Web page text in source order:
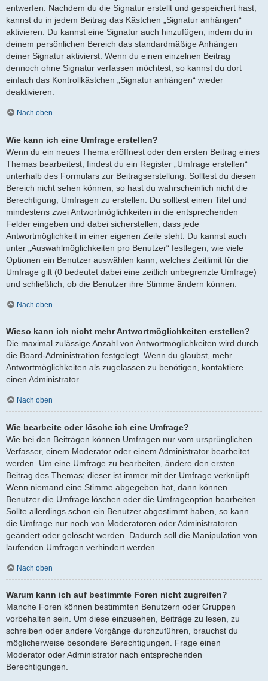
entwerfen. Nachdem du die Signatur erstellt und gespeichert hast,
kannst du in jedem Beitrag das Kästchen „Signatur anhängen“
aktivieren. Du kannst eine Signatur auch hinzufügen, indem du in
deinem persönlichen Bereich das standardmäßige Anhängen
deiner Signatur aktivierst. Wenn du einen einzelnen Beitrag
dennoch ohne Signatur verfassen möchtest, so kannst du dort
einfach das Kontrollkästchen „Signatur anhängen“ wieder
deaktivieren.
Nach oben
Wie kann ich eine Umfrage erstellen?
Wenn du ein neues Thema eröffnest oder den ersten Beitrag eines
Themas bearbeitest, findest du ein Register „Umfrage erstellen“
unterhalb des Formulars zur Beitragserstellung. Solltest du diesen
Bereich nicht sehen können, so hast du wahrscheinlich nicht die
Berechtigung, Umfragen zu erstellen. Du solltest einen Titel und
mindestens zwei Antwortmöglichkeiten in die entsprechenden
Felder eingeben und dabei sicherstellen, dass jede
Antwortmöglichkeit in einer eigenen Zeile steht. Du kannst auch
unter „Auswahlmöglichkeiten pro Benutzer“ festlegen, wie viele
Optionen ein Benutzer auswählen kann, welches Zeitlimit für die
Umfrage gilt (0 bedeutet dabei eine zeitlich unbegrenzte Umfrage)
und schließlich, ob die Benutzer ihre Stimme ändern können.
Nach oben
Wieso kann ich nicht mehr Antwortmöglichkeiten erstellen?
Die maximal zulässige Anzahl von Antwortmöglichkeiten wird durch
die Board-Administration festgelegt. Wenn du glaubst, mehr
Antwortmöglichkeiten als zugelassen zu benötigen, kontaktiere
einen Administrator.
Nach oben
Wie bearbeite oder lösche ich eine Umfrage?
Wie bei den Beiträgen können Umfragen nur vom ursprünglichen
Verfasser, einem Moderator oder einem Administrator bearbeitet
werden. Um eine Umfrage zu bearbeiten, ändere den ersten
Beitrag des Themas; dieser ist immer mit der Umfrage verknüpft.
Wenn niemand eine Stimme abgegeben hat, dann können
Benutzer die Umfrage löschen oder die Umfrageoption bearbeiten.
Sollte allerdings schon ein Benutzer abgestimmt haben, so kann
die Umfrage nur noch von Moderatoren oder Administratoren
geändert oder gelöscht werden. Dadurch soll die Manipulation von
laufenden Umfragen verhindert werden.
Nach oben
Warum kann ich auf bestimmte Foren nicht zugreifen?
Manche Foren können bestimmten Benutzern oder Gruppen
vorbehalten sein. Um diese einzusehen, Beiträge zu lesen, zu
schreiben oder andere Vorgänge durchzuführen, brauchst du
möglicherweise besondere Berechtigungen. Frage einen
Moderator oder Administrator nach entsprechenden
Berechtigungen.